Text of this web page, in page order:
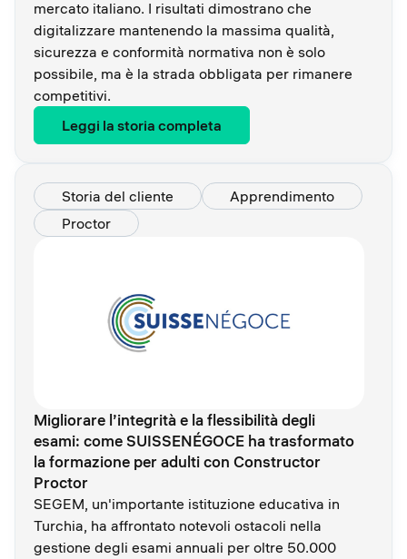
mercato italiano. I risultati dimostrano che
digitalizzare mantenendo la massima qualità,
sicurezza e conformità normativa non è solo
possibile, ma è la strada obbligata per rimanere
competitivi.
Leggi la storia completa
Storia del cliente
Apprendimento
Proctor
Migliorare l’integrità e la flessibilità degli
esami: come SUISSENÉGOCE ha trasformato
la formazione per adulti con Constructor
Proctor
SEGEM, un'importante istituzione educativa in
Turchia, ha affrontato notevoli ostacoli nella
gestione degli esami annuali per oltre 50.000